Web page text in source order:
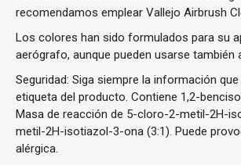
recomendamos emplear Vallejo Airbrush
Los colores han sido formulados para su
aerógrafo, aunque pueden usarse también
Seguridad: Siga siempre la información
etiqueta del producto. Contiene 1,2-
Masa de reacción de 5-cloro-2-metil-2H-
metil-2H-isotiazol-3-ona (3:1). Puede
alérgica.